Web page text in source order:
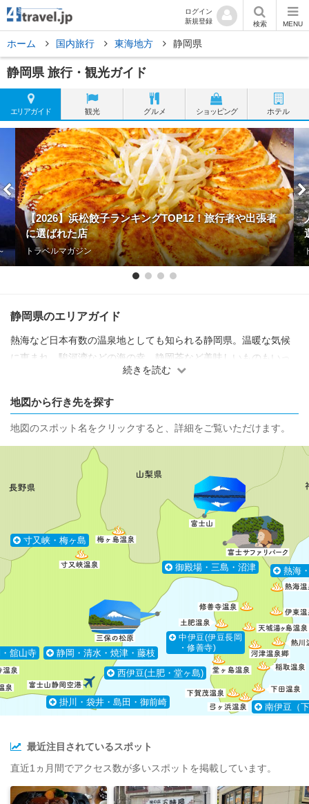
ログイン
新規登録
検索 MENU
ホーム 国内旅行 東海地方 静岡県
静岡県 旅行・観光ガイド
エリアガイド 観光 グルメ ショッピング ホテル
【2026】浜松餃子ランキングTOP12！旅行者や出張者
に選ばれた店
トラベルマガジン
静岡県のエリアガイド
熱海など日本有数の温泉地としても知られる静岡県。温暖な気候
に恵まれ、駿河湾などの海の幸、静岡茶など美味しいものもいっ
ぱい。富士宮焼きそばや静岡おでんなど、B級グルメも人気です。
続きを読む
地図から行き先を探す
地図のスポット名をクリックすると、詳細をご覧いただけます。
静岡・清水・焼津・藤枝
掛川・袋井・島田・御前崎
寸又峡・梅ヶ島
南伊豆（
中伊豆(伊豆長岡
・修善寺)
西伊豆(土肥・堂ヶ島)
熱海
御殿場・三島・沼津
舘山寺
最近注目されているスポット
直近1ヵ月間でアクセス数が多いスポットを掲載しています。